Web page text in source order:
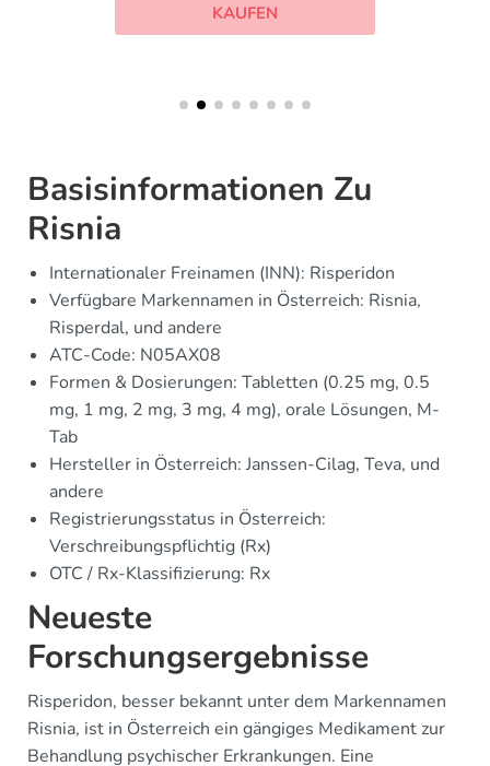
KAUFEN
Basisinformationen Zu
Risnia
Internationaler Freinamen (INN): Risperidon
Verfügbare Markennamen in Österreich: Risnia,
Risperdal, und andere
ATC-Code: N05AX08
Formen & Dosierungen: Tabletten (0.25 mg, 0.5
mg, 1 mg, 2 mg, 3 mg, 4 mg), orale Lösungen, M-
Tab
Hersteller in Österreich: Janssen-Cilag, Teva, und
andere
Registrierungsstatus in Österreich:
Verschreibungspflichtig (Rx)
OTC / Rx-Klassifizierung: Rx
Neueste
Forschungsergebnisse
Risperidon, besser bekannt unter dem Markennamen
Risnia, ist in Österreich ein gängiges Medikament zur
Behandlung psychischer Erkrankungen. Eine